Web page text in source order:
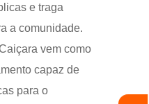
e traga
a comunidade.
vem como
capaz de
para o